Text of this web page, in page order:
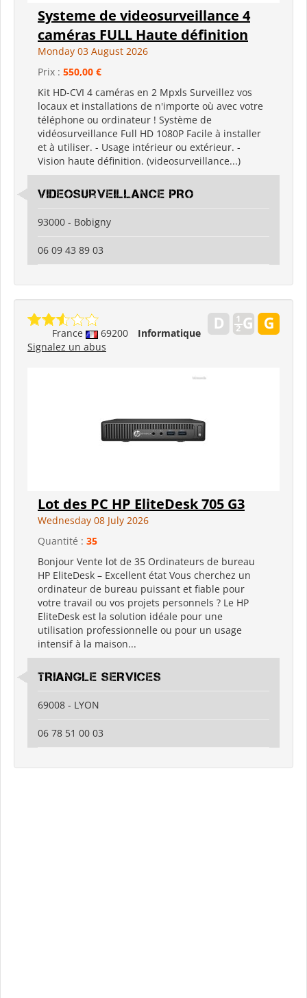
Systeme de videosurveillance 4
caméras FULL Haute définition
Monday 03 August 2026
Prix : 550,00 €
Kit HD-CVI 4 caméras en 2 Mpxls Surveillez vos
locaux et installations de n'importe où avec votre
téléphone ou ordinateur ! Système de
vidéosurveillance Full HD 1080P Facile à installer
et à utiliser. - Usage intérieur ou extérieur. -
Vision haute définition. (videosurveillance...)
Videosurveillance PRO
93000 - Bobigny
06 09 43 89 03
France 69200
Informatique
Signalez un abus
Lot des PC HP EliteDesk 705 G3
Wednesday 08 July 2026
Quantité : 35
Bonjour Vente lot de 35 Ordinateurs de bureau
HP EliteDesk – Excellent état Vous cherchez un
ordinateur de bureau puissant et fiable pour
votre travail ou vos projets personnels ? Le HP
EliteDesk est la solution idéale pour une
utilisation professionnelle ou pour un usage
intensif à la maison...
TRIANGLE SERVICES
69008 - LYON
06 78 51 00 03